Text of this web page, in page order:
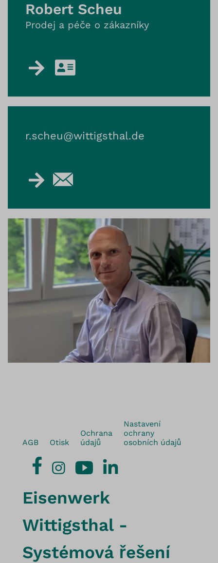
Robert Scheu
Prodej a péče o zákazníky
r.scheu@​wittigsthal.de
AGB Otisk
Ochrana
údajů
Nastavení
ochrany
osobních údajů
Eisenwerk
Wittigsthal -
Systémová řešení